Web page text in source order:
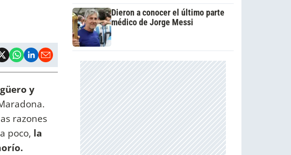
y
razones
poco, la
Dieron a conocer el último parte
médico de Jorge Messi